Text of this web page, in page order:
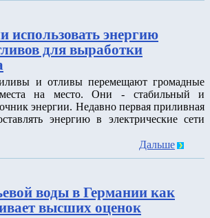
энергию
для выработки
и отливы перемещают громадные
на место. Они - стабильный и
энергии. Недавно первая приливная
энергию в электрические сети
Дальше
воды в Германии как
высших оценок